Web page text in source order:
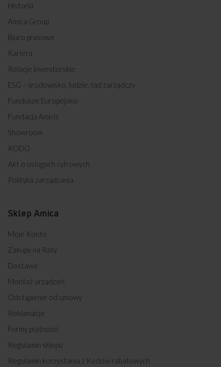
Historia
Amica Group
Biuro prasowe
Kariera
Relacje inwestorskie
ESG – środowisko, ludzie, ład zarządczy
Fundusze Europejskie
Fundacja Amicis
Showroom
RODO
Akt o usługach cyfrowych
Polityka zarządzania
Sklep Amica
Moje Konto
Zakupy na Raty
Dostawa
Montaż urządzeń
Odstąpienie od umowy
Reklamacje
Formy płatności
Regulamin sklepu
Regulamin korzystania z Kodów rabatowych